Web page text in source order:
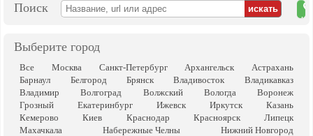
Поиск
на
Выберите город
Все Москва Санкт-Петербург Архангельск
Астрахань
Барнаул
Белгород Брянск Владивосток
Владикавказ
Владимир
Волгоград Волжский Вологда
Воронеж
Грозный
Екатеринбург Ижевск Иркутск
Казань
Кемерово
Киев Краснодар Красноярск
Липецк
Махачкала
Набережные Челны
Нижний Новгород